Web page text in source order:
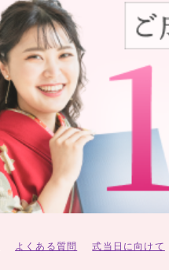
よくある質問 式当日に向けて